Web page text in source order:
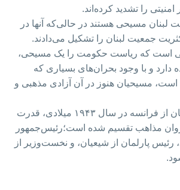
را تشدید کرده‌اند.
مسیحی هستند در حالی‌که آنها در
است که ریاست حکومت را یک مسیحی،
و با وجود بحران‌های بسیاری که
است، مسیحیان هنوز در آن آزادی مذهبی و
از زمان استقلال لبنان از فرانسه در سال ۱۹۴۳ میلادی، قدرت
مذاهب تقسیم شده است؛رئیس‌جمهور
رئیس پارلمان از شیعیان، و نخست‌وزیر از